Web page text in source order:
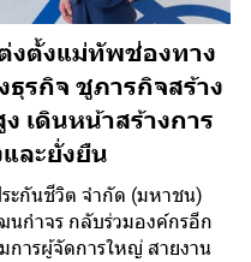
งตั้งแม่ทัพช่องทาง
ธุรกิจ ชูภารกิจสร้าง
เดินหน้าสร้างการ
ละยั่งยืน
ะกันชีวิต จำกัด (มหาชน)
นกำจร กลับร่วมองค์กรอีก
การผู้จัดการใหญ่ สายงาน